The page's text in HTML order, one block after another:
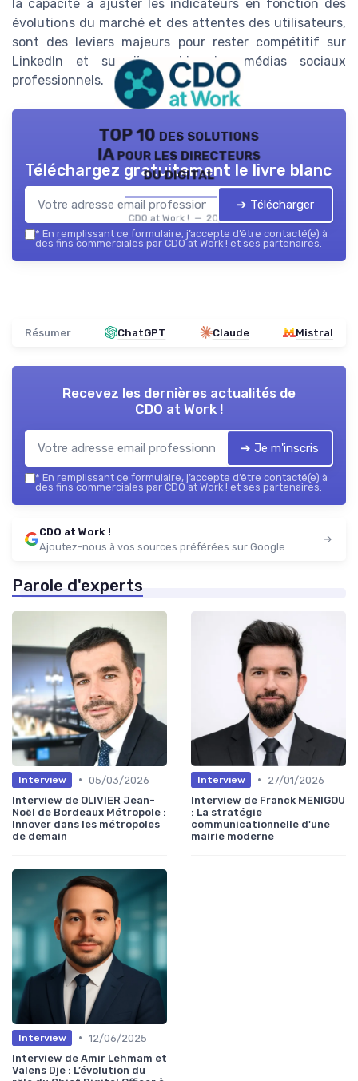
la capacité à ajuster les indicateurs en fonction des
évolutions du marché et des attentes des utilisateurs,
sont des leviers majeurs pour rester compétitif sur
LinkedIn et sur l’ensemble des médias sociaux
professionnels.
TOP 10 des solutions
IA pour les directeurs
du digital
CDO at Work ! — 2026
Téléchargez gratuitement le livre blanc
➔ Télécharger
* En remplissant ce formulaire, j’accepte d’être contacté(e) à
des fins commerciales par CDO at Work ! et ses partenaires.
Résumer ChatGPT Claude Mistral
Recevez les dernières actualités de
CDO at Work !
➔ Je m'inscris
* En remplissant ce formulaire, j’accepte d’être contacté(e) à
des fins commerciales par CDO at Work ! et ses partenaires.
CDO at Work !
Ajoutez-nous à vos sources préférées sur Google
Parole d'experts
Interview • 05/03/2026
Interview de OLIVIER Jean-
Noël de Bordeaux Métropole :
Innover dans les métropoles
de demain
Interview •
27/01/2026
Interview de Franck MENIGOU
: La stratégie
communicationnelle d'une
mairie moderne
Interview • 12/06/2025
Interview de Amir Lehmam et
Valens Dje : L’évolution du